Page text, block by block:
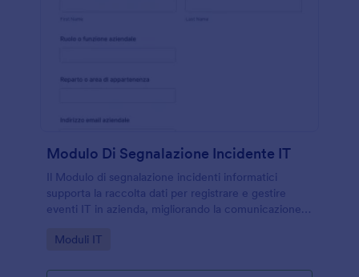
Modulo Di Segnalazione Incidente IT
Il Modulo di segnalazione incidenti informatici
supporta la raccolta dati per registrare e gestire
eventi IT in azienda, migliorando la comunicazione
Jotform.
Go to Category:
Moduli IT